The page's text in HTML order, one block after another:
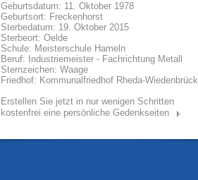
Geburtsdatum: 11. Oktober 1978
Geburtsort: Freckenhorst
Sterbedatum: 19. Oktober 2015
Sterbeort: Oelde
Schule: Meisterschule Hameln
Beruf: Industriemeister - Fachrichtung Metall
Sternzeichen: Waage
Friedhof: Kommunalfriedhof Rheda-Wiedenbrück
Erstellen Sie jetzt in nur wenigen Schritten
kostenfrei eine persönliche Gedenkseiten